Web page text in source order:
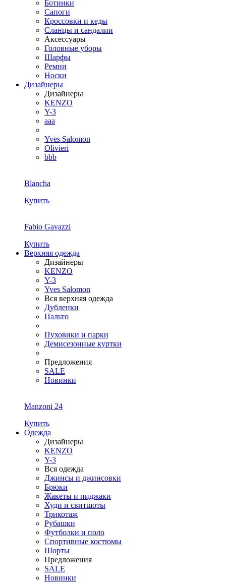
Ботинки
Сапоги
Кроссовки и кеды
Сланцы и сандалии
Аксессуары
Головные уборы
Шарфы
Ремни
Носки
Дизайнеры
Дизайнеры
KENZO
Y-3
aaa
Yves Salomon
Olivieri
bbb
Blancha
Купить
Fabio Gavazzi
Купить
Верхняя одежда
Дизайнеры
KENZO
Y-3
Yves Salomon
Вся верхняя одежда
Дубленки
Пальто
Пуховики и парки
Демисезонные куртки
Предложения
SALE
Новинки
Manzoni 24
Купить
Одежда
Дизайнеры
KENZO
Y-3
Вся одежда
Джинсы и джинсовки
Брюки
Жакеты и пиджаки
Худи и свитшоты
Трикотаж
Рубашки
Футболки и поло
Спортивные костюмы
Шорты
Предложения
SALE
Новинки